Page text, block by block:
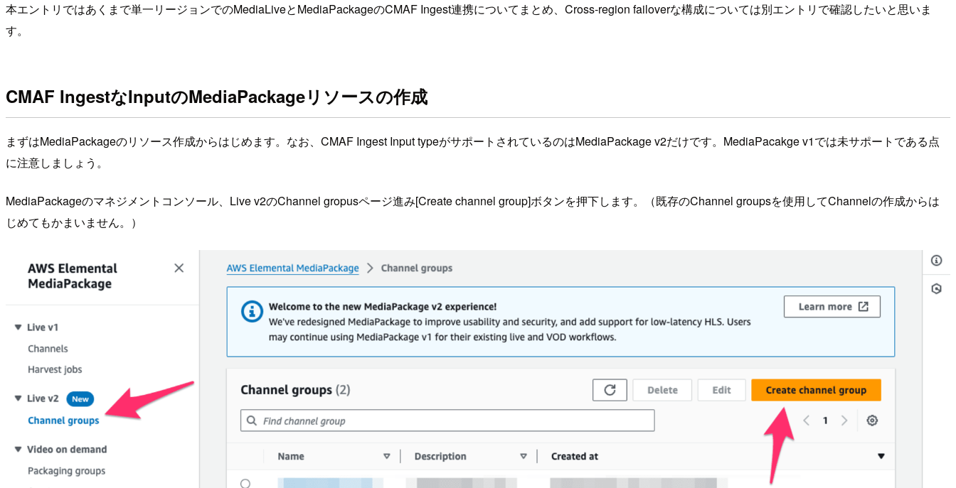
本エントリではあくまで単一リージョンでのMediaLiveとMediaPackageのCMAF Ingest連携についてまとめ、Cross-region failoverな構成については別エントリで確認したいと思いま
す。
CMAF IngestなInputのMediaPackageリソースの作成
まずはMediaPackageのリソース作成からはじめます。なお、CMAF Ingest Input typeがサポートされているのはMediaPackage v2だけです。MediaPacakge v1では未サポートである点
に注意しましょう。
MediaPackageのマネジメントコンソール、Live v2のChannel gropusページ進み[Create channel group]ボタンを押下します。（既存のChannel groupsを使用してChannelの作成からは
じめてもかまいません。）